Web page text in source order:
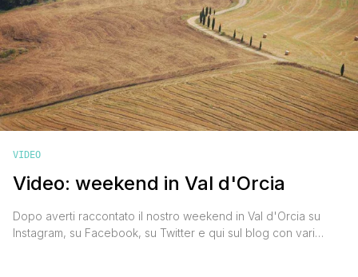
VIDEO
Video: weekend in Val d'Orcia
Dopo averti raccontato il nostro weekend in Val d'Orcia su
Instagram, su Facebook, su Twitter e qui sul blog con vari